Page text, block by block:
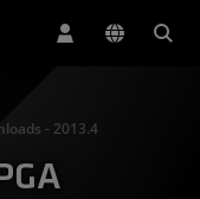
- 2013.4